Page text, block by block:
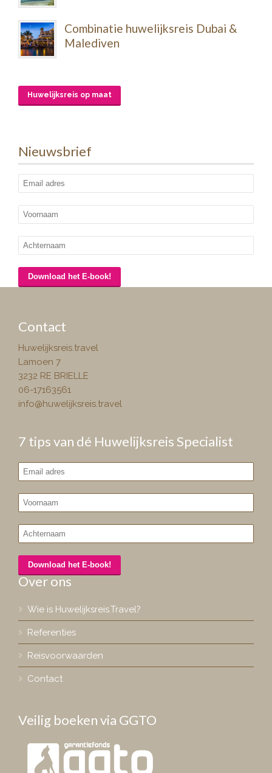
Combinatie huwelijksreis Dubai &
Malediven
Huwelijksreis op maat
Nieuwsbrief
Contact
Huwelijksreis.travel
Lamoen 7
3232 RE BRIELLE
06-17163561
info@huwelijksreis.travel
7 tips van dé Huwelijksreis Specialist
Over ons
Wie is Huwelijksreis.Travel?
Referenties
Reisvoorwaarden
Contact
Veilig boeken via GGTO